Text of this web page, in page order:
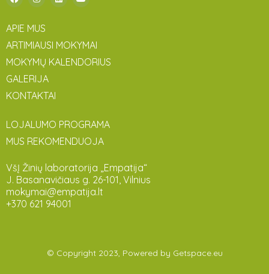
APIE MUS
ARTIMIAUSI MOKYMAI
MOKYMŲ KALENDORIUS
GALERIJA
KONTAKTAI
LOJALUMO PROGRAMA
MUS REKOMENDUOJA
VšĮ Žinių laboratorija „Empatija“
J. Basanavičiaus g. 26-101, Vilnius
mokymai@empatija.lt
+370 621 94001
© Copyright 2023, Powered by Getspace.eu